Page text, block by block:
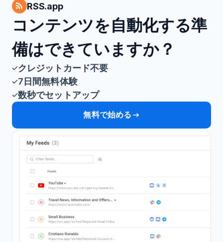
RSS.app
コンテンツを自動化する準
備はできていますか？
クレジットカード不要
7日間無料体験
数秒でセットアップ
無料で始める